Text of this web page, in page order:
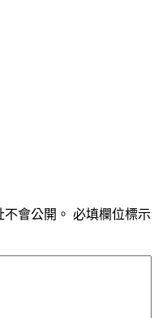
會公開。 必填欄位標示